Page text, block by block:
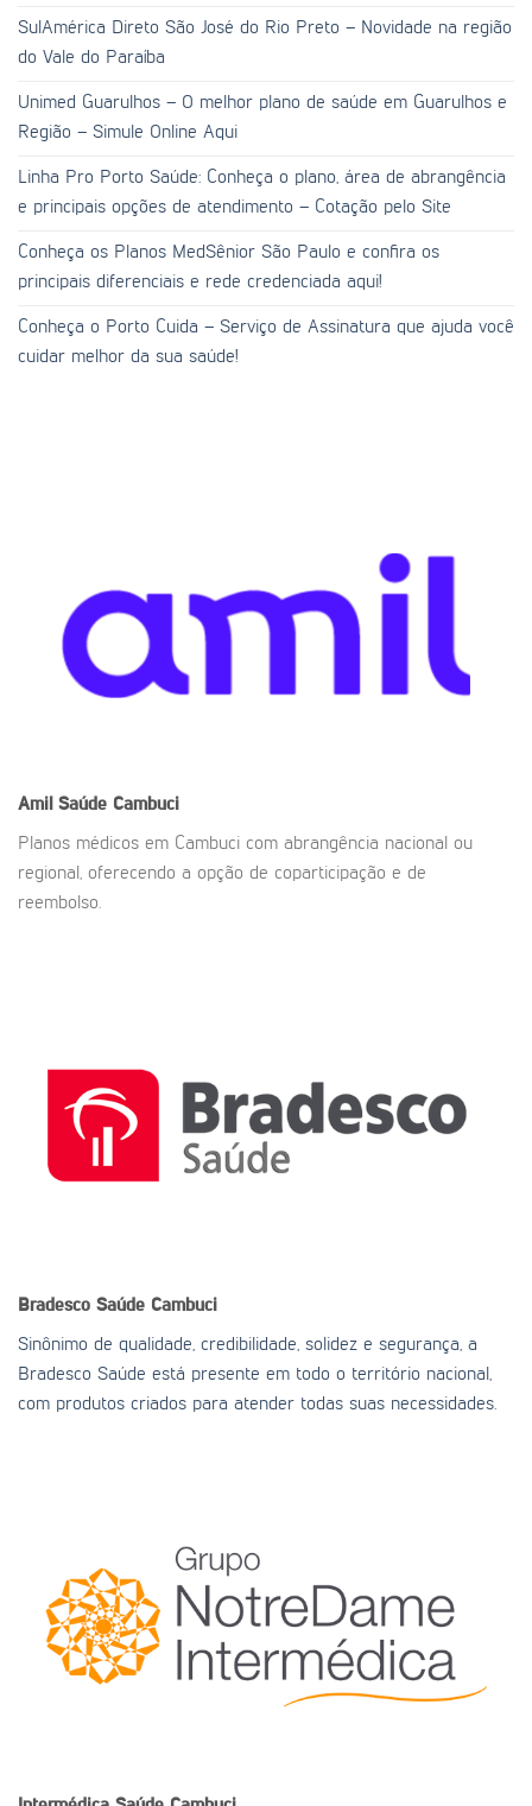
SulAmérica Direto São José do Rio Preto – Novidade na região
do Vale do Paraíba
Unimed Guarulhos – O melhor plano de saúde em Guarulhos e
Região – Simule Online Aqui
Linha Pro Porto Saúde: Conheça o plano, área de abrangência
e principais opções de atendimento – Cotação pelo Site
Conheça os Planos MedSênior São Paulo e confira os
principais diferenciais e rede credenciada aqui!
Conheça o Porto Cuida – Serviço de Assinatura que ajuda você
cuidar melhor da sua saúde!
Amil Saúde Cambuci
Planos médicos em Cambuci com abrangência nacional ou
regional, oferecendo a opção de coparticipação e de
reembolso.
Bradesco Saúde Cambuci
Sinônimo de qualidade, credibilidade, solidez e segurança, a
Bradesco Saúde está presente em todo o território nacional,
com produtos criados para atender todas suas necessidades.